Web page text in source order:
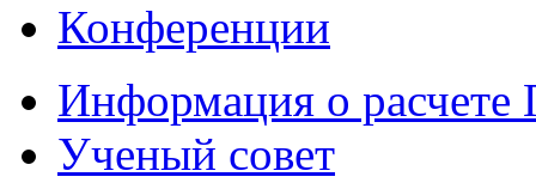
Конференции
Информация о
Ученый совет